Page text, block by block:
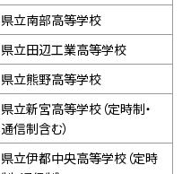
県立南部高等学校
県立田辺工業高等学校
県立熊野高等学校
県立新宮高等学校（定時制・
通信制含む）
県立伊都中央高等学校（定時